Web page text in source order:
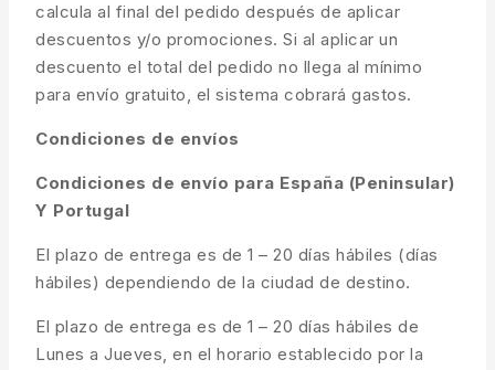
calcula al final del pedido después de aplicar
descuentos y/o promociones. Si al aplicar un
descuento el total del pedido no llega al mínimo
para envío gratuito, el sistema cobrará gastos.
Condiciones de envíos
Condiciones de envío para España (Peninsular)
Y Portugal
El plazo de entrega es de 1 – 20 días hábiles (días
hábiles) dependiendo de la ciudad de destino.
El plazo de entrega es de 1 – 20 días hábiles de
Lunes a Jueves, en el horario establecido por la